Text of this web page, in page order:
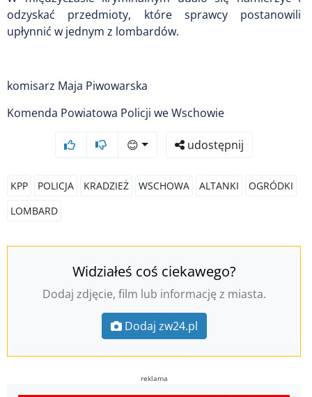
odzyskać przedmioty, które sprawcy postanowili
upłynnić w jednym z lombardów.
komisarz Maja Piwowarska
Komenda Powiatowa Policji we Wschowie
😊 udostępnij
KPP POLICJA KRADZIEŻ WSCHOWA ALTANKI
OGRÓDKI
LOMBARD
Widziałeś coś ciekawego?
Dodaj zdjęcie, film lub informację z miasta.
Dodaj zw24.pl
reklama